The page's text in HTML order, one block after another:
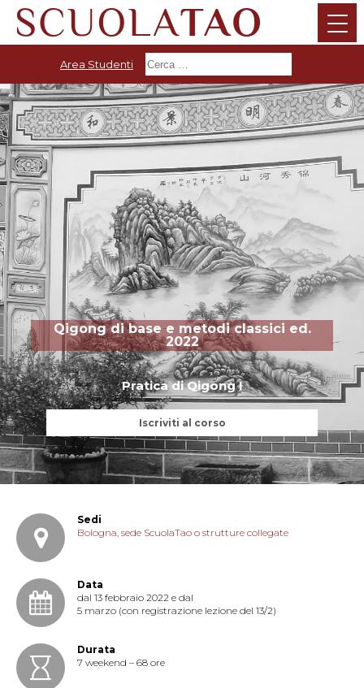
Area Studenti
Qigong di base e metodi classici ed.
2022
Pratica di Qigong I
Iscriviti al corso
Sedi
Bologna, sede ScuolaTao o strutture collegate
Data
dal 13 febbraio 2022 e dal
5 marzo (con registrazione lezione del 13/2)
Durata
7 weekend – 68 ore